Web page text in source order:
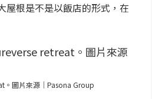
屋根是不是以飯店的形式，在
。圖片來源｜Pasona Group